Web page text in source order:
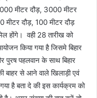
मीटर दौड़, 3000 मीटर
मीटर दौड़, 100 मीटर दौड़
होंगे। वही 28 तारीख को
किया गया है जिसमे बिहार
पुरष पहलवान के साथ बिहार
बाहर से आने वाले खिलाड़ी एवं
है बता दे की इस कार्यक्रम को